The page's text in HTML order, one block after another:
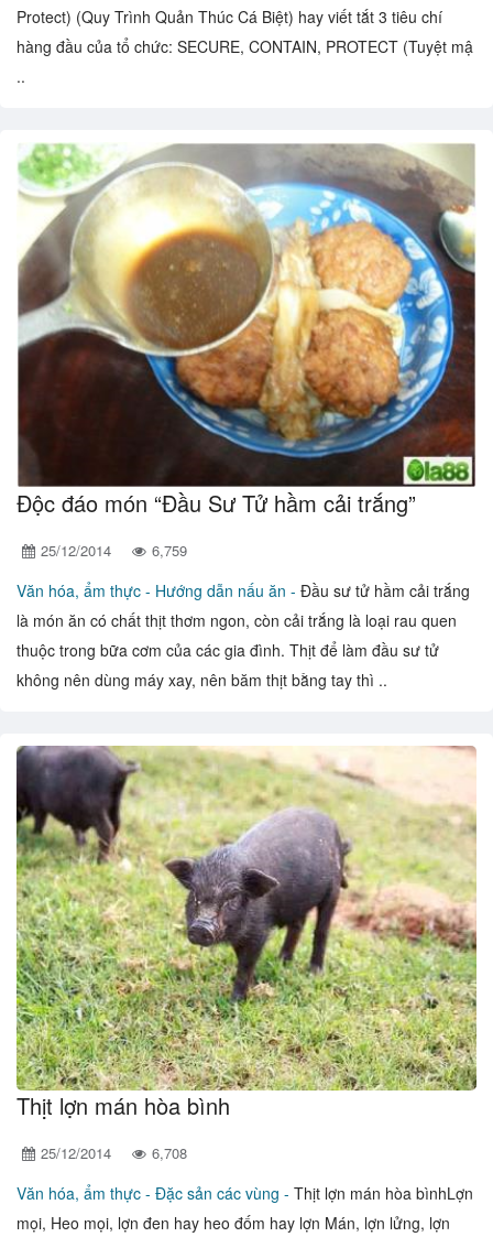
Protect) (Quy Trình Quản Thúc Cá Biệt) hay viết tắt 3 tiêu chí
hàng đầu của tổ chức: SECURE, CONTAIN, PROTECT (Tuyệt mậ
..
Độc đáo món “Đầu Sư Tử hầm cải trắng”
25/12/2014 6,759
Văn hóa, ẩm thực - Hướng dẫn nấu ăn - Đầu sư tử hầm cải trắng
là món ăn có chất thịt thơm ngon, còn cải trắng là loại rau quen
thuộc trong bữa cơm của các gia đình. Thịt để làm đầu sư tử
không nên dùng máy xay, nên băm thịt bằng tay thì ..
Thịt lợn mán hòa bình
25/12/2014 6,708
Văn hóa, ẩm thực - Đặc sản các vùng - Thịt lợn mán hòa bìnhLợn
mọi, Heo mọi, lợn đen hay heo đốm hay lợn Mán, lợn lửng, lợn